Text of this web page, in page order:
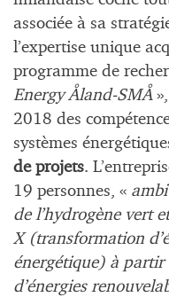
associée à sa
l’expertise unique
programme de
Energy Åland-SMÅ
2018 des
systèmes
de projets.
19 personnes, «
de l’hydrogène vert
X (transformation
énergétique) à partir
d’énergies